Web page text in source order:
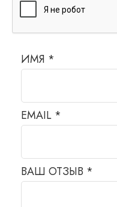
ВАШ ОТЗЫВ *
ИМЯ *
EMAIL *